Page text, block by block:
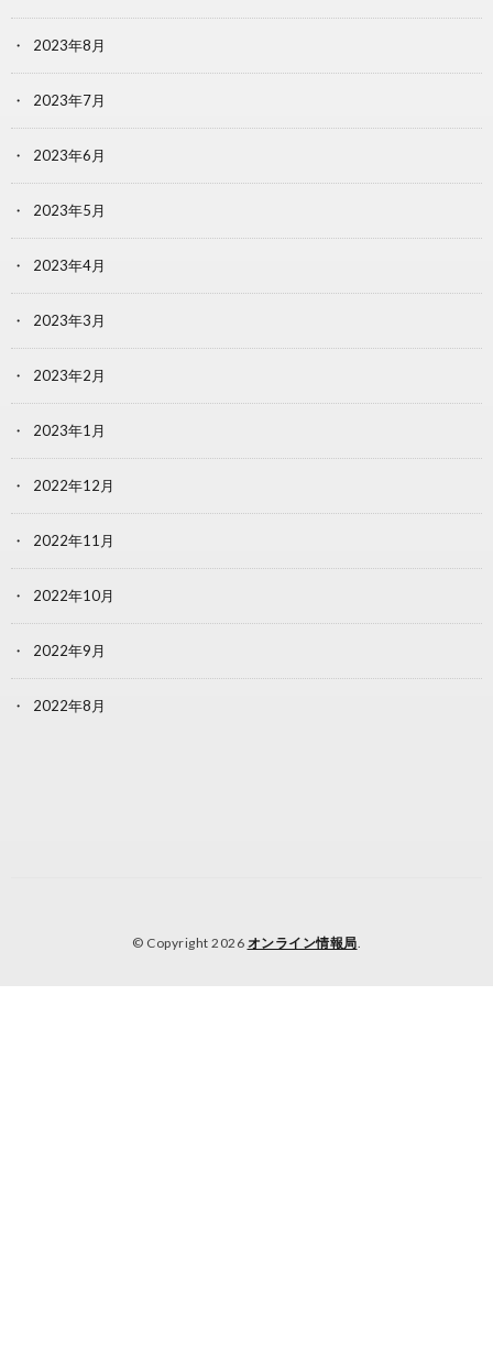
2023年8月
2023年7月
2023年6月
2023年5月
2023年4月
2023年3月
2023年2月
2023年1月
2022年12月
2022年11月
2022年10月
2022年9月
2022年8月
© Copyright 2026 オンライン情報局